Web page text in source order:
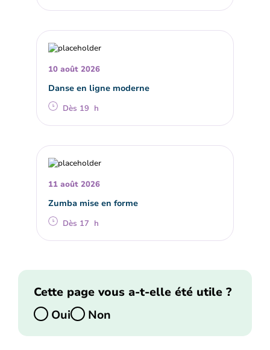
10 août 2026
Danse en ligne moderne
Dès 19 h
11 août 2026
Zumba mise en forme
Dès 17 h
Cette page vous a-t-elle été utile ?
Oui
Non